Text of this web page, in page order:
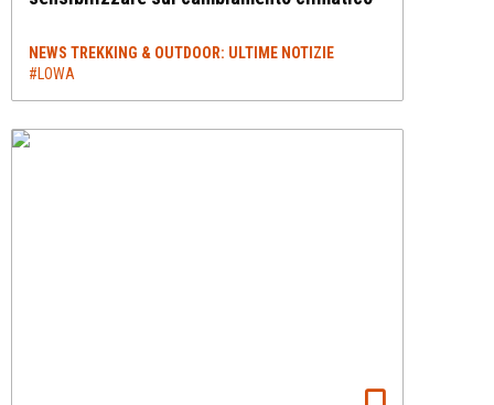
NEWS TREKKING & OUTDOOR: ULTIME NOTIZIE
#LOWA